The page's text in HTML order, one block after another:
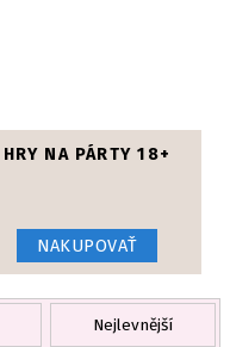
HRY NA PÁRTY 18+
NAKUPOVAŤ
Nejlevnější